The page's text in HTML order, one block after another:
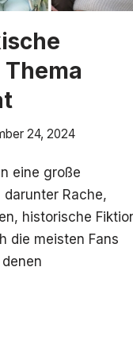
24, 2024
eine große
darunter Rache,
historische
die meisten Fans